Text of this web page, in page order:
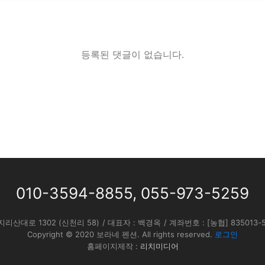
등록된 댓글이 없습니다.
010-3594-8855, 055-973-5259
리산대로 1302 (신천리 58) / 대표자 : 백경옥 / 계좌번호 : [농협] 835013-
Copyright © 2020 보라네 펜션. All rights reserved. 로그인
홈페이지제작 : 리치미디어